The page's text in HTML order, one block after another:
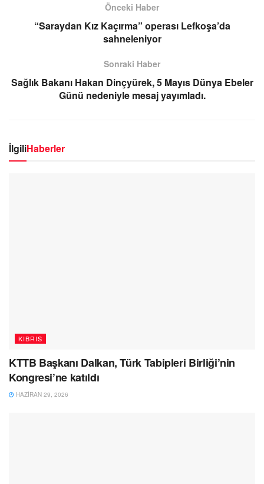
Önceki Haber
“Saraydan Kız Kaçırma” operası Lefkoşa’da
sahneleniyor
Sonraki Haber
Sağlık Bakanı Hakan Dinçyürek, 5 Mayıs Dünya Ebeler
Günü nedeniyle mesaj yayımladı.
İlgiliHaberler
KIBRIS
KTTB Başkanı Dalkan, Türk Tabipleri Birliği’nin
Kongresi’ne katıldı
HAZIRAN 29, 2026